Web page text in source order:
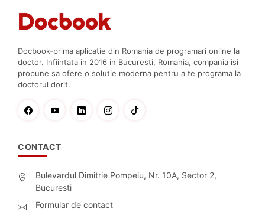
Docbook-prima aplicatie din Romania de programari online la
doctor. Infiintata in 2016 in Bucuresti, Romania, compania isi
propune sa ofere o solutie moderna pentru a te programa la
doctorul dorit.
CONTACT
Bulevardul Dimitrie Pompeiu, Nr. 10A, Sector 2,
Bucuresti
Formular de contact